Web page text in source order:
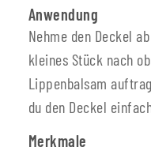
Anwendung
Nehme den Deckel
kleines Stück nach
Lippenbalsam
du den Deckel
Merkmale